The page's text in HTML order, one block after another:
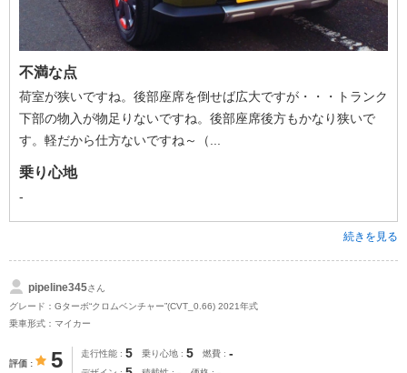
不満な点
荷室が狭いですね。後部座席を倒せば広大ですが・・・トランク
下部の物入が物足りないですね。後部座席後方もかなり狭いで
す。軽だから仕方ないですね～（...
乗り心地
-
続きを見る
pipeline345さん
グレード：Gターボ“クロムベンチャー”(CVT_0.66) 2021年式
乗車形式：マイカー
評価 5 走行性能 5 乗り心地 5 燃費 -